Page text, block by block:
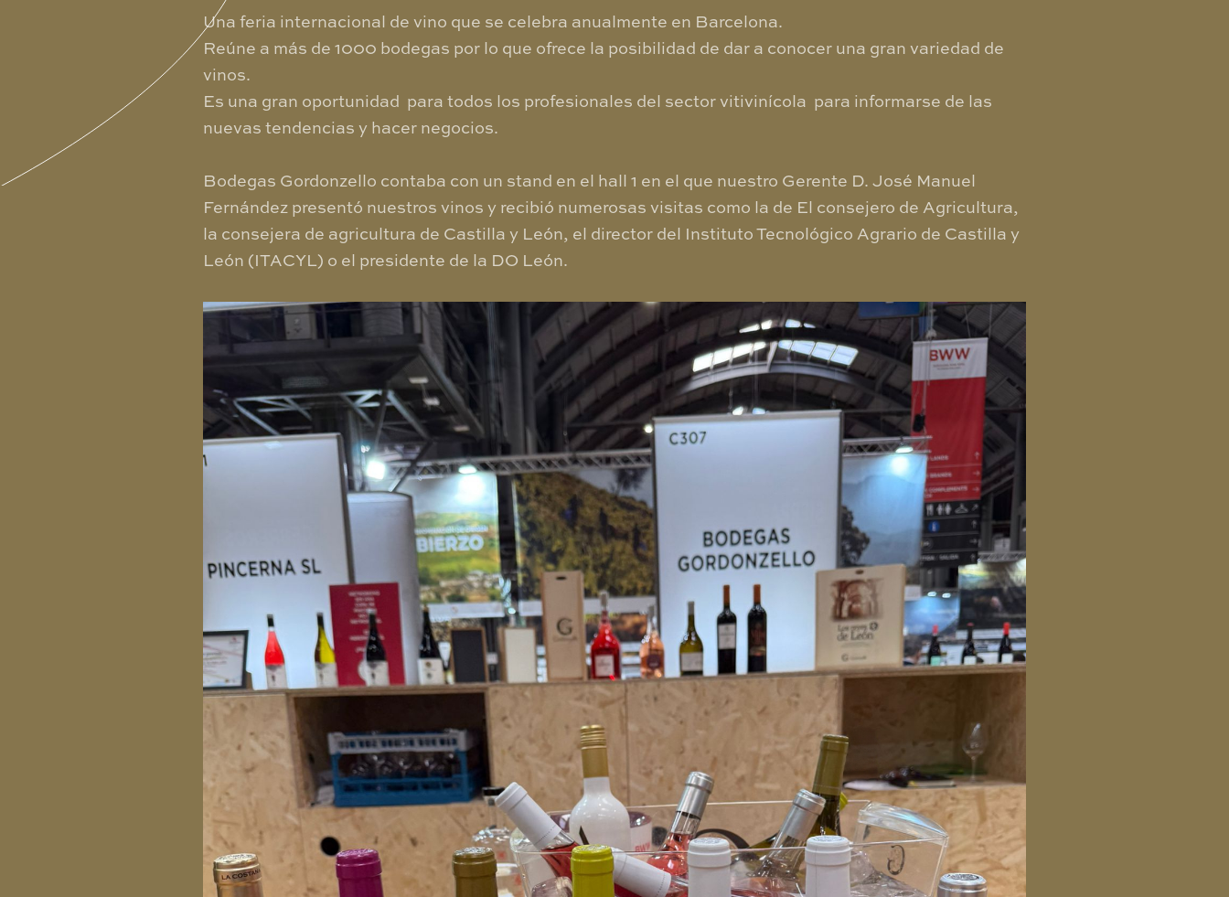
Una feria internacional de vino que se celebra anualmente en Barcelona.
Reúne a más de 1000 bodegas por lo que ofrece la posibilidad de dar a conocer una gran variedad de
vinos.
Es una gran oportunidad para todos los profesionales del sector vitivinícola para informarse de las
nuevas tendencias y hacer negocios.
Bodegas Gordonzello contaba con un stand en el hall 1 en el que nuestro Gerente D. José Manuel
Fernández presentó nuestros vinos y recibió numerosas visitas como la de El consejero de Agricultura,
la consejera de agricultura de Castilla y León, el director del Instituto Tecnológico Agrario de Castilla y
León (ITACYL) o el presidente de la DO León.